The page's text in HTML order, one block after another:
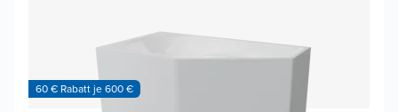
60 € Rabatt je 600 €